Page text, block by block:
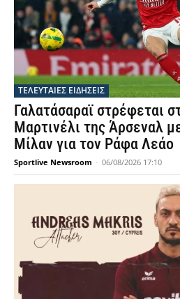
ΤΕΛΕΥΤΑΙΕΣ ΕΙΔΗΣΕΙΣ
Γαλατάσαραϊ στρέφεται
Μαρτινέλι της Άρσεναλ
Μίλαν για τον Ράφα Λεάο
Sportlive Newsroom - 06/08/2026 17:10